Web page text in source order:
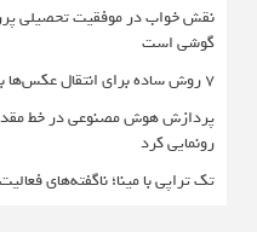
نقش خواب در موفقیت تحصیلی
گوشی است
۷ روش ساده برای انتقال عکس‌ها بدون افت کیفیت
پردازش هوش مصنوعی در خط مقدم؛
رونمایی کرد
تک تراپی با مینا؛ ناگفته‌های